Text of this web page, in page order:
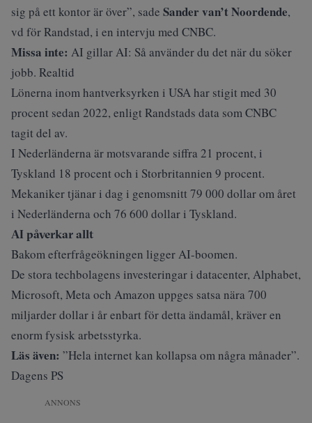
sig på ett kontor är över”, sade Sander van’t Noordende,
vd för Randstad, i en intervju med CNBC.
Missa inte: AI gillar AI: Så använder du det när du söker
jobb. Realtid
Lönerna inom hantverksyrken i USA har stigit med 30
procent sedan 2022, enligt Randstads data som CNBC
tagit del av.
I Nederländerna är motsvarande siffra 21 procent, i
Tyskland 18 procent och i Storbritannien 9 procent.
Mekaniker tjänar i dag i genomsnitt 79 000 dollar om året
i Nederländerna och 76 600 dollar i Tyskland.
AI påverkar allt
Bakom efterfrågeökningen ligger AI-boomen.
De stora techbolagens investeringar i datacenter, Alphabet,
Microsoft, Meta och Amazon uppges satsa nära 700
miljarder dollar i år enbart för detta ändamål, kräver en
enorm fysisk arbetsstyrka.
Läs även: ”Hela internet kan kollapsa om några månader”.
Dagens PS
ANNONS